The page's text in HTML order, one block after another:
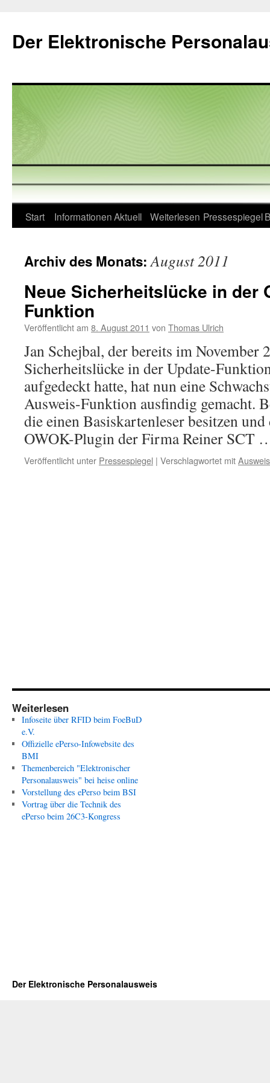
springen
Der Elektronische
Start InformationenAktuell Weiterlesen Pressespiegel
Archiv des Monats:August 2011
Neue Sicherheitslücke in der
Funktion
Veröffentlicht am 8. August 2011 von Thomas Ulrich
Jan Schejbal, der bereits im November
Sicherheitslücke in der Update-
aufgedeckt hatte, hat nun eine
Ausweis-Funktion ausfindig gemacht.
die einen Basiskartenleser besitzen und
OWOK-Plugin der Firma Reiner SCT
Veröffentlicht unter Pressespiegel | Verschlagwortet mit
Weiterlesen
Infoseite über RFID beim FoeBuD
e.V.
Offizielle ePerso-Infowebsite des
BMI
Themenbereich "Elektronischer
Personalausweis" bei heise online
Vorstellung des ePerso beim BSI
Vortrag über die Technik des
ePerso beim 26C3-Kongress
Der Elektronische Personalausweis